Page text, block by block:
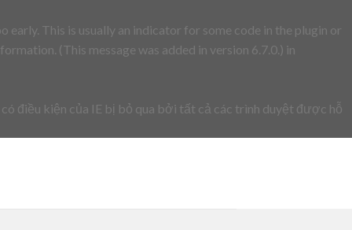
early. This is usually an indicator for some code in the plugin or
(This message was added in version 6.7.0.) in
điều kiện của IE bị bỏ qua bởi tất cả các trình duyệt được hỗ